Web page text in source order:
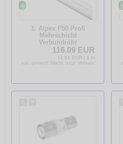
1. Alpex F50 Profi
Mehrschicht
Verbundrohr
Aluverbundrohr 2x
Stange 5m (10m) 16x2,0
83516005
116.09 EUR
11.61 EUR / 1 m
inkl. gesetzl. MwSt. zzgl. Versandkosten